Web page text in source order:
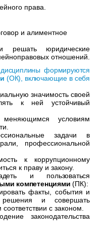
права.
и алиментное
решать юридические
отношений.
формируются
(ОК), включающие в себя
значимость своей
к ней устойчивый
условиям
задачи в
профессиональной
к коррупционному
к праву и закону.
и пользоваться
компетенциями (ПК):
факты, события и
решения и совершать
с законом.
законодательства